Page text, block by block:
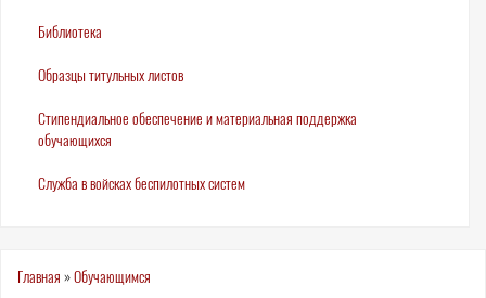
Библиотека
Образцы титульных листов
Стипендиальное обеспечение и материальная поддержка
обучающихся
Служба в войсках беспилотных систем
Вы
Главная »Обучающимся